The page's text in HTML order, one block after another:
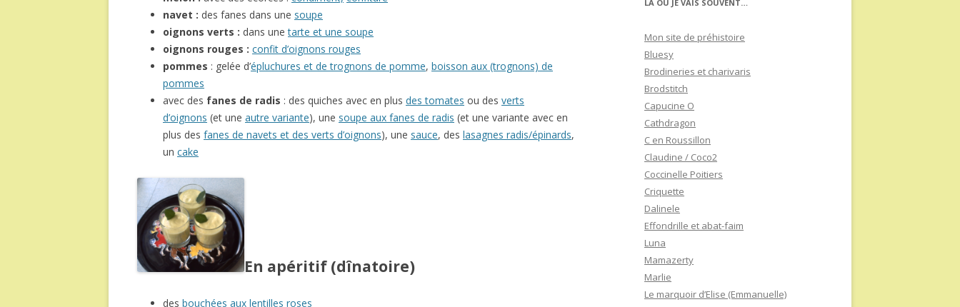
navet : des fanes dans une soupe
oignons verts : dans unetarte et une soupe
oignons rouges : confit d’oignons rouges
pommes : gelée d’épluchures et de trognons de pomme, boisson aux (trognons) de
pommes
avec des fanes de radis : des quiches avec en plus des tomates ou des verts
d’oignons (et une autre variante), une soupe aux fanes de radis (et une variante avec en
plus des fanes de navets et des verts d’oignons), une sauce, des lasagnes radis/épinards,
un cake
En apéritif (dînatoire)
des bouchées aux lentilles roses
LÀ OÙ JE VAIS SOUVENT…
Mon site de préhistoire
Bluesy
Brodineries et charivaris
Brodstitch
Capucine O
Cathdragon
C en Roussillon
Claudine / Coco2
Coccinelle Poitiers
Criquette
Dalinele
Effondrille et abat-faim
Luna
Mamazerty
Marlie
Le marquoir d’Elise (Emmanuelle)